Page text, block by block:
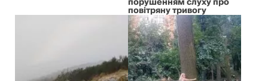
повітряну тривогу